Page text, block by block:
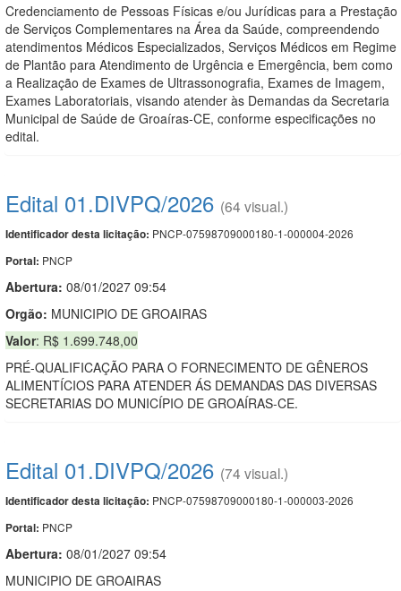
Credenciamento de Pessoas Físicas e/ou Jurídicas para a Prestação
de Serviços Complementares na Área da Saúde, compreendendo
atendimentos Médicos Especializados, Serviços Médicos em Regime
de Plantão para Atendimento de Urgência e Emergência, bem como
a Realização de Exames de Ultrassonografia, Exames de Imagem,
Exames Laboratoriais, visando atender às Demandas da Secretaria
Municipal de Saúde de Groaíras-CE, conforme especificações no
edital.
Edital 01.DIVPQ/2026 (64 visual.)
Identificador desta licitação: PNCP-07598709000180-1-000004-2026
Portal: PNCP
Abertura: 08/01/2027 09:54
Orgão: MUNICIPIO DE GROAIRAS
Valor: R$ 1.699.748,00
PRÉ-QUALIFICAÇÃO PARA O FORNECIMENTO DE GÊNEROS
ALIMENTÍCIOS PARA ATENDER ÁS DEMANDAS DAS DIVERSAS
SECRETARIAS DO MUNICÍPIO DE GROAÍRAS-CE.
Edital 01.DIVPQ/2026 (74 visual.)
Identificador desta licitação: PNCP-07598709000180-1-000003-2026
Portal: PNCP
Abertura: 08/01/2027 09:54
MUNICIPIO DE GROAIRAS